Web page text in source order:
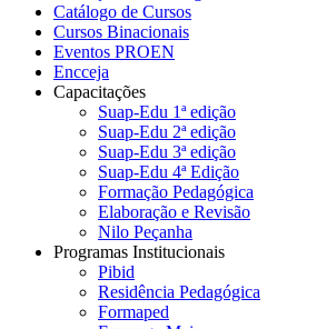
Catálogo de Cursos
Cursos Binacionais
Eventos PROEN
Encceja
Capacitações
Suap-Edu 1ª edição
Suap-Edu 2ª edição
Suap-Edu 3ª edição
Suap-Edu 4ª Edição
Formação Pedagógica
Elaboração e Revisão
Nilo Peçanha
Programas Institucionais
Pibid
Residência Pedagógica
Formaped